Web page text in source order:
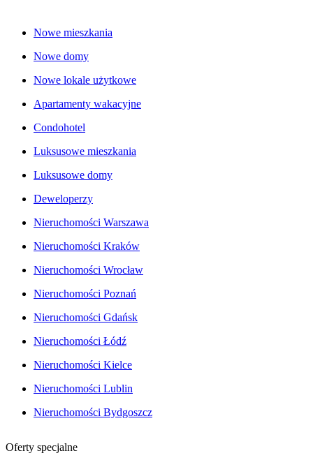
Nowe mieszkania
Nowe domy
Nowe lokale użytkowe
Apartamenty wakacyjne
Condohotel
Luksusowe mieszkania
Luksusowe domy
Deweloperzy
Nieruchomości Warszawa
Nieruchomości Kraków
Nieruchomości Wrocław
Nieruchomości Poznań
Nieruchomości Gdańsk
Nieruchomości Łódź
Nieruchomości Kielce
Nieruchomości Lublin
Nieruchomości Bydgoszcz
Oferty specjalne